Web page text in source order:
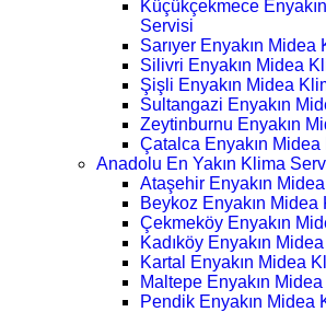
Küçükçekmece
Servisi
Sarıyer Enyakın Midea
Silivri Enyakın Midea
Şişli Enyakın Midea
Sultangazi Enyakın
Zeytinburnu Enyakın
Çatalca Enyakın
Anadolu En Yakın Klima
Ataşehir Enyakın
Beykoz Enyakın
Çekmeköy Enyakın
Kadıköy Enyakın
Kartal Enyakın Midea
Maltepe Enyakın
Pendik Enyakın Midea